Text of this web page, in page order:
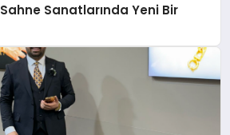
Sahne Sanatlarında Yeni Bir